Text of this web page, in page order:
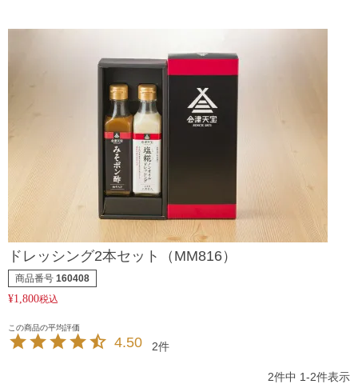
ドレッシング2本セット（MM816）
商品番号 160408
¥1,800税込
4.50 2
2件中 1-2件表示